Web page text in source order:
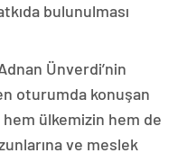
bulunulması
Ünverdi’nin
oturumda konuşan
ülkemizin hem de
ve meslek